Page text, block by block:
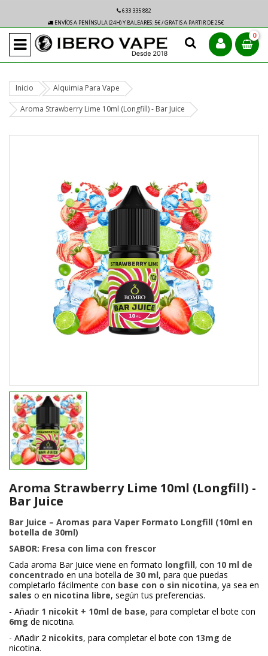
633 335 882
ENVÍOS A PENÍNSULA (24H) Y BALEARES: 5€ / GRATIS A PARTIR DE 25€
0
Inicio Alquimia Para Vape
Aroma Strawberry Lime 10ml (Longfill) - Bar Juice
Aroma Strawberry Lime 10ml (Longfill) -
Bar Juice
Bar Juice – Aromas para Vaper Formato Longfill (10ml en
botella de 30ml)
SABOR: Fresa con lima con frescor
Cada aroma Bar Juice viene en formato longfill, con 10 ml de
concentrado en una botella de 30 ml, para que puedas
completarlo fácilmente con base con o sin nicotina, ya sea en
sales o en nicotina libre, según tus preferencias.
- Añadir 1 nicokit + 10ml de base, para completar el bote con
6mg de nicotina.
- Añadir 2 nicokits, para completar el bote con 13mg de
nicotina.